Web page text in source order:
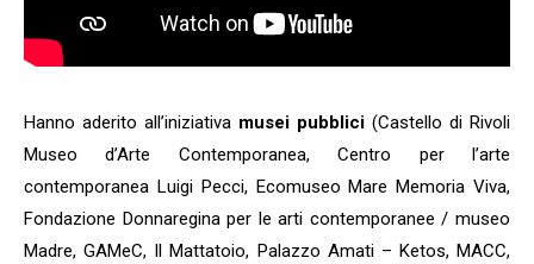
Hanno aderito all’iniziativa musei pubblici (Castello di Rivoli
Museo d’Arte Contemporanea, Centro per l’arte
contemporanea Luigi Pecci, Ecomuseo Mare Memoria Viva,
Fondazione Donnaregina per le arti contemporanee / museo
Madre, GAMeC, Il Mattatoio, Palazzo Amati – Ketos, MACC,